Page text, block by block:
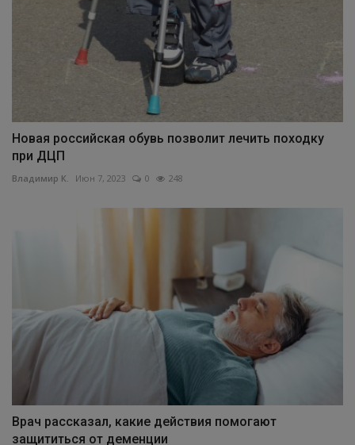
Новая российская обувь позволит лечить походку
при ДЦП
Владимир К. Июн 7, 2023 0 248
Врач рассказал, какие действия помогают
защититься от деменции